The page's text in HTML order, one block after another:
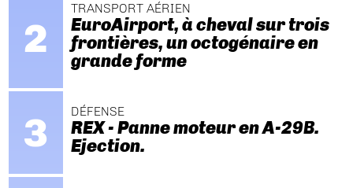
TRANSPORT AÉRIEN
EuroAirport, à cheval sur trois
frontières, un octogénaire en
grande forme
DÉFENSE
REX - Panne moteur en A-29B.
Ejection.